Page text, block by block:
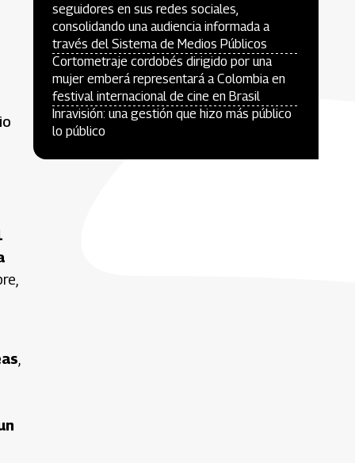
seguidores en sus redes sociales,
consolidando una audiencia informada a
través del Sistema de Medios Públicos
Cortometraje cordobés dirigido por una
mujer emberá representará a Colombia en
festival internacional de cine en Brasil
Inravisión: una gestión que hizo más público
lo público